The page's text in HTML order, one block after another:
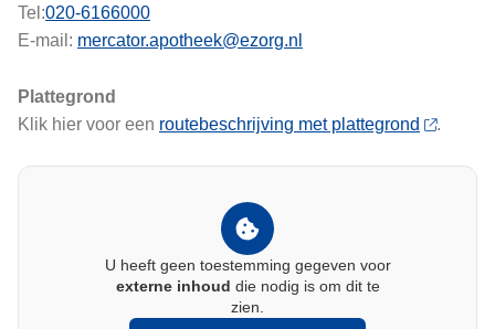
Tel:020-6166000
E-mail: mercator.apotheek@ezorg.nl
Plattegrond
Klik hier voor een routebeschrijving met plattegrond .
U heeft geen toestemming gegeven voor
externe inhoud die nodig is om dit te
zien.